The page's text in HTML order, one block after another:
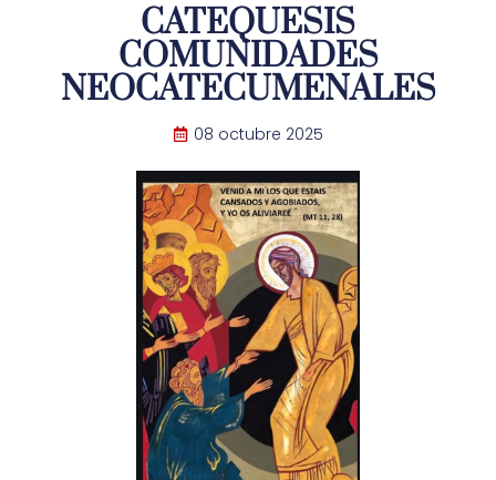
CATEQUESIS
COMUNIDADES
NEOCATECUMENALES
08 octubre 2025